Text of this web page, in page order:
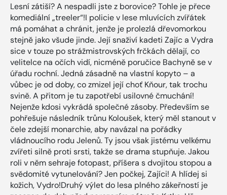
Lesní zátiší? A nespadli jste z borovice? Tohle je přece
komediální „treeler“!I policie v lese mluvících zvířátek
má pomáhat a chránit, jenže je prolezlá dřevomorkou
stejně jako všude jinde. Její snaživí kadeti Zajíc a Vydra
sice v touze po strážmistrovských frčkách dělají, co
velitelce na očích vidí, nicméně poručice Bachyně se v
úřadu rochní. Jedná zásadně na vlastní kopyto – a
vůbec je od doby, co zmizel její choť Kňour, tak trochu
svině. A přitom je tu zapotřebí usilovné čmuchání!
Nejenže kdosi vykrádá společné zásoby. Především se
pohřešuje následník trůnu Koloušek, který měl stanout v
čele zdejší monarchie, aby navázal na pořádky
vládnoucího rodu Jelenů. Ty jsou však jistému velkému
zvířeti silně proti srsti, takže se drama stupňuje. Jakou
roli v něm sehraje fotopast, příšera s dvojitou stopou a
svědomité vytunelování? Jen počkej, Zajíci! A hlídej si
kožich, Vydro!Druhý výlet do lesa plného zákeřností je